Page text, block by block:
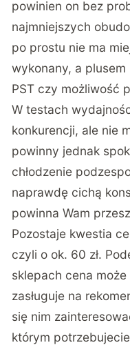
powinien on bez
najmniejszych
po prostu nie ma
wykonany, a
PST czy możliwość
W testach
konkurencji, ale nie
powinny jednak
chłodzenie
naprawdę cichą
powinna Wam
Pozostaje kwestia
czyli o ok. 60 zł.
sklepach cena
zasługuje na
się nim
którym